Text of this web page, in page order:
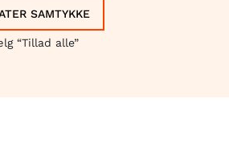
SAMTYKKE
“Tillad alle”